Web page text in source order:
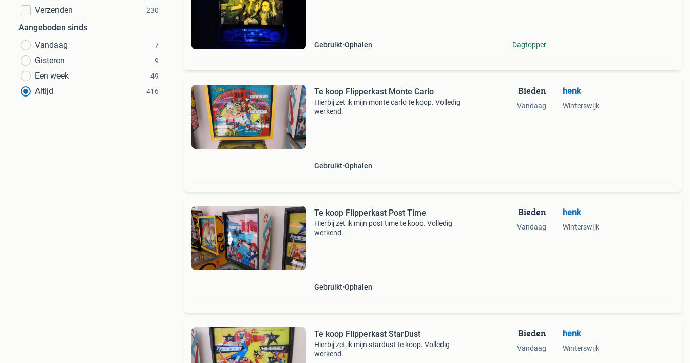
Verzenden 230
Aangeboden sinds
Vandaag
7
Gisteren 9
Een week 49
Altijd 416
Gebruikt Ophalen Dagtopper
Te koop Flipperkast Monte Carlo
Hierbij zet ik mijn monte carlo te koop. Volledig
werkend.
Gebruikt Ophalen
Bieden
Vandaag
henk
Winterswijk
Te koop Flipperkast Post Time
Hierbij zet ik mijn post time te koop. Volledig
werkend.
Gebruikt Ophalen
Bieden
Vandaag
henk
Winterswijk
Te koop Flipperkast StarDust
Hierbij zet ik mijn stardust te koop. Volledig
werkend.
Bieden
Vandaag
henk
Winterswijk